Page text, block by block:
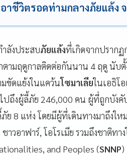
อาชีวิตรอดท่ามกลางภัยแล้ง
ำลังประสบภัยแล้งที่เกิดจากปรากฏ
ตามฤดูกาลติดต่อกันนาน 4 ฤดู นับ
ขัดแย้งในแคว้นโซมาเลียในเอธิโ
ปถึงผู้ลี้ภัย 246,000 คน ผู้ที่ถูกบัง
ย 8 แห่ง โดยมีผู้ที่เดินทางมาถึงใ
าวอาฟาร์, โอโรเมีย รวมถึงชาติท
and Peoples (SNNP)